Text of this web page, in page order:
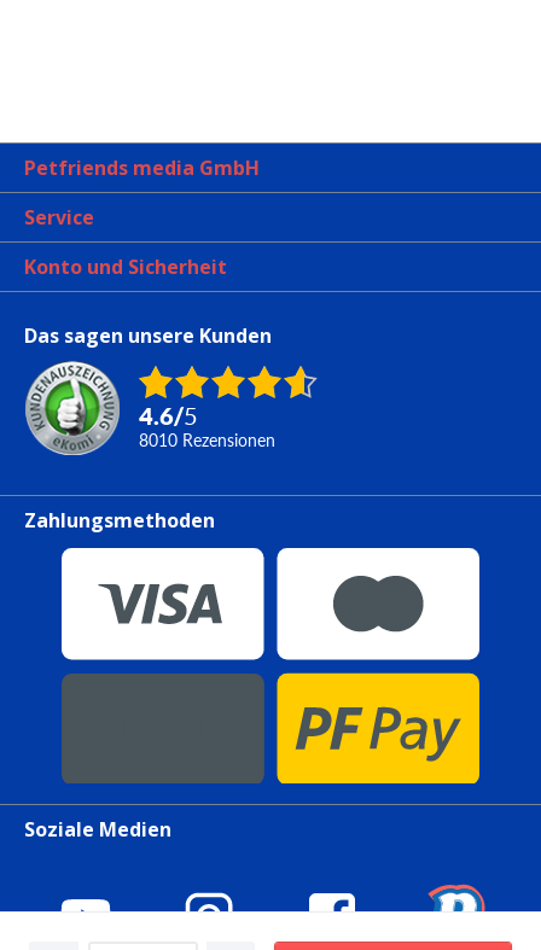
Petfriends media GmbH
Service
Konto und Sicherheit
Das sagen unsere Kunden
4.6/5
8010 Rezensionen
Zahlungsmethoden
Soziale Medien